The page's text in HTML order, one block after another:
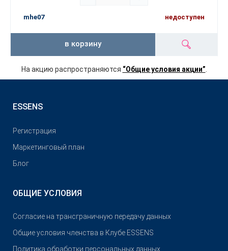
mhe07 недоступен
в корзину
На акцию распространяются “Общие условия акции”
ESSENS
Pегистрация
Маркетинговый план
Блог
ОБЩИЕ УСЛОВИЯ
Согласие на трансграничную передачу данных
Общие условия членства в Клубе ESSENS
Политика обработки персональных данных